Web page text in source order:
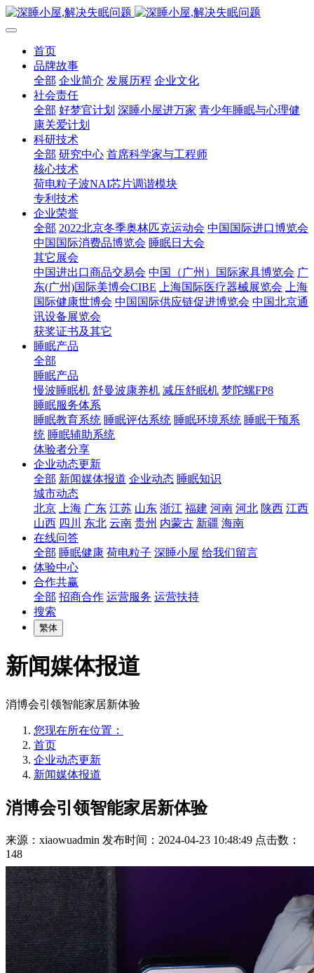
首页
品牌故事
全部 企业简介 发展历程 企业文化
社会责任
全部 好梦官计划 深睡小屋进万家 青少年睡眠与心理健
康关爱计划
科研技术
全部 研究中心 首席科学家与工程师
核心技术
荷电粒子波NAI芯片调谐模块
专利技术
企业荣誉
全部 2022北京冬季奥林匹克运动会 中国国际进口博览会
中国国际消费品博览会 睡眠日大会
其它展会
中国进出口商品交易会 中国（广州）国际家具博览会 广
东(广州)国际美博会CIBE
上海国际医疗器械展览会
上海
国际健康世博会 中国国际供应链促进博览会 中国北京通
讯设备展览会
获奖证书及其它
睡眠产品
全部
睡眠产品
慢波睡眠机 舒曼波康养机 减压舒眠机 梦陀螺FP8
睡眠服务体系
睡眠教育系统 睡眠评估系统 睡眠环境系统 睡眠干预系
统 睡眠辅助系统
体验者分享
企业动态更新
全部 新闻媒体报道 企业动态 睡眠知识
城市动态
北京
上海 广东 江苏 山东 浙江 福建 河南 河北 陕西 江西
山西 四川 东北 云南 贵州 内蒙古 新疆 海南
在线问答
全部 睡眠健康 荷电粒子 深睡小屋 给我们留言
体验中心
合作共赢
全部 招商合作 运营服务 运营扶持
搜索
繁体
新闻媒体报道
消博会引领智能家居新体验
您现在所在位置：
首页
企业动态更新
新闻媒体报道
消博会引领智能家居新体验
来源：xiaowuadmin 发布时间：2024-04-23 10:48:49 点击数：
148